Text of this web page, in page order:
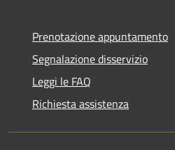
Prenotazione appuntamento
Segnalazione disservizio
Leggi le FAQ
Richiesta assistenza